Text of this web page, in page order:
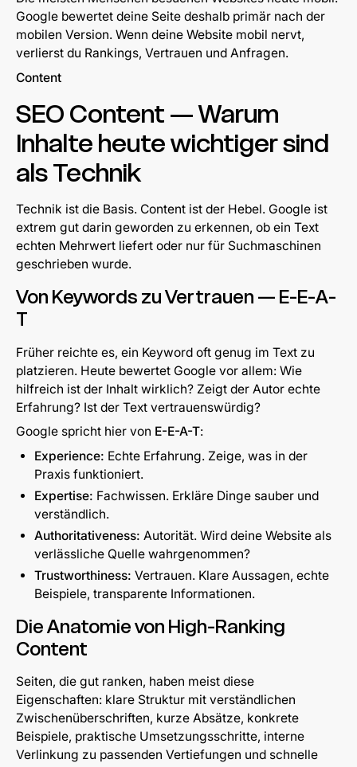
Google bewertet deine Seite deshalb primär nach der
mobilen Version. Wenn deine Website mobil nervt,
verlierst du Rankings, Vertrauen und Anfragen.
Content
SEO Content — Warum
Inhalte heute wichtiger sind
als Technik
Technik ist die Basis. Content ist der Hebel. Google ist
extrem gut darin geworden zu erkennen, ob ein Text
echten Mehrwert liefert oder nur für Suchmaschinen
geschrieben wurde.
Von Keywords zu Vertrauen — E-E-A-
T
Früher reichte es, ein Keyword oft genug im Text zu
platzieren. Heute bewertet Google vor allem: Wie
hilfreich ist der Inhalt wirklich? Zeigt der Autor echte
Erfahrung? Ist der Text vertrauenswürdig?
Google spricht hier von E-E-A-T:
Experience: Echte Erfahrung. Zeige, was in der
Praxis funktioniert.
Expertise: Fachwissen. Erkläre Dinge sauber und
verständlich.
Authoritativeness: Autorität. Wird deine Website als
verlässliche Quelle wahrgenommen?
Trustworthiness: Vertrauen. Klare Aussagen, echte
Beispiele, transparente Informationen.
Die Anatomie von High-Ranking
Content
Seiten, die gut ranken, haben meist diese
Eigenschaften: klare Struktur mit verständlichen
Zwischenüberschriften, kurze Absätze, konkrete
Beispiele, praktische Umsetzungsschritte, interne
Verlinkung zu passenden Vertiefungen und schnelle